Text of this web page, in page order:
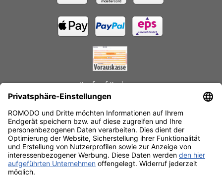
Kauf auf Rechnung
Schnelle Lieferzeiten
Käuferschutz
Datenschutz
SSL-Verschlüsselung